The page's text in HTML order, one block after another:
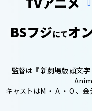
BSフジにてオ
監督は『 新劇場版 頭文
キャストはM ・ A ・ O 、